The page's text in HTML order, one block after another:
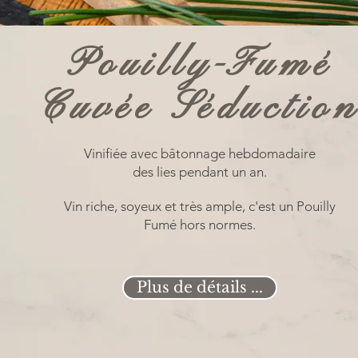
Pouilly-Fumé
Cuvée
Vinifiée avec bâtonnage hebdomadaire
des lies pendant un an.
Vin riche, soyeux et très ample, c'est un Pouilly
Fumé hors normes.
Plus de détails ...